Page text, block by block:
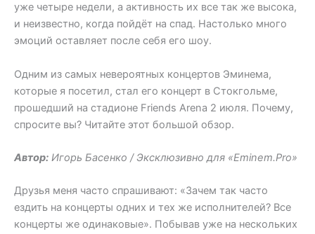
уже четыре недели, а активность их все так же высока,
и неизвестно, когда пойдёт на спад. Настолько много
эмоций оставляет после себя его шоу.
Одним из самых невероятных концертов Эминема,
которые я посетил, стал его концерт в Стокгольме,
прошедший на стадионе Friends Arena 2 июля. Почему,
спросите вы? Читайте этот большой обзор.
Автор: Игорь Басенко / Эксклюзивно для «Eminem.Pro»
Друзья меня часто спрашивают: «Зачем так часто
ездить на концерты одних и тех же исполнителей? Все
концерты же одинаковые». Побывав уже на нескольких